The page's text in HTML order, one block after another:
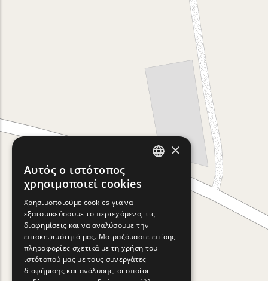
FRENCH
BULGARIAN
ROMANIAN
×
Αυτός ο ιστότοπος
χρησιμοποιεί cookies
Χρησιμοποιούμε cookies για να
εξατομικεύσουμε το περιεχόμενο, τις
διαφημίσεις και να αναλύσουμε την
επισκεψιμότητά μας. Μοιραζόμαστε επίσης
πληροφορίες σχετικά με τη χρήση του
ιστότοπού μας με τους συνεργάτες
διαφήμισης και ανάλυσης, οι οποίοι